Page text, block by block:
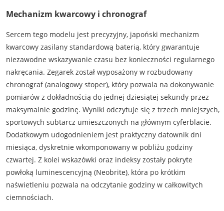
Mechanizm kwarcowy i chronograf
Sercem tego modelu jest precyzyjny, japoński mechanizm
kwarcowy zasilany standardową baterią, który gwarantuje
niezawodne wskazywanie czasu bez konieczności regularnego
nakręcania. Zegarek został wyposażony w rozbudowany
chronograf (analogowy stoper), który pozwala na dokonywanie
pomiarów z dokładnością do jednej dziesiątej sekundy przez
maksymalnie godzinę. Wyniki odczytuje się z trzech mniejszych,
sportowych subtarcz umieszczonych na głównym cyferblacie.
Dodatkowym udogodnieniem jest praktyczny datownik dni
miesiąca, dyskretnie wkomponowany w pobliżu godziny
czwartej. Z kolei wskazówki oraz indeksy zostały pokryte
powłoką luminescencyjną (Neobrite), która po krótkim
naświetleniu pozwala na odczytanie godziny w całkowitych
ciemnościach.